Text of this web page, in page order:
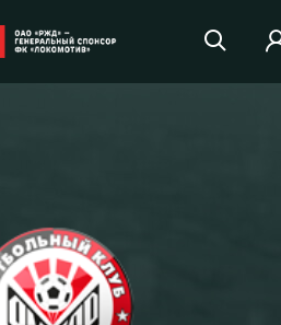
Организация мероприятий
Аренда полей